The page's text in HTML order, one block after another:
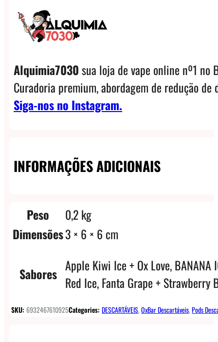
Alquimia7030sua loja de vape online nº1 no
Curadoria premium, abordagem de redução
Siga-nos no Instagram.
INFORMAÇÕES ADICIONAIS
Peso
0,2 kg
Dimensões3 × 6 × 6 cm
Sabores Apple Kiwi Ice + Ox Love, BANANA
Red Ice, Fanta Grape + Strawberry
SKU: 6932467610925Categories: DESCARTÁVEIS,OxBar Descartáveis,Pods